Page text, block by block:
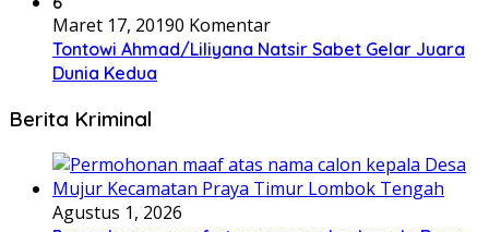
Maret 17, 20190 Komentar
Tontowi Ahmad/Liliyana Natsir Sabet Gelar Juara
Dunia Kedua
Berita Kriminal
Agustus 1, 2026